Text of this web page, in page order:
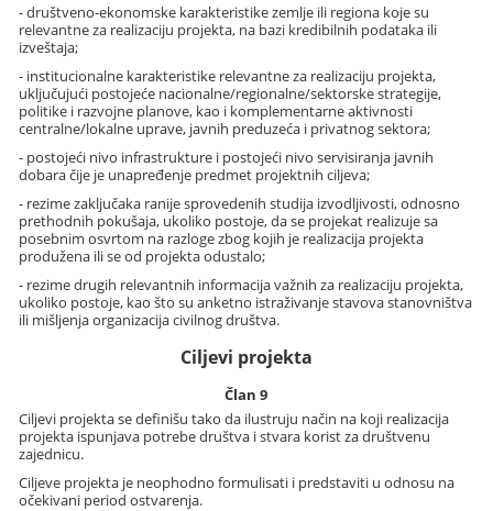
- društveno-ekonomske karakteristike zemlje ili regiona koje su
relevantne za realizaciju projekta, na bazi kredibilnih podataka ili
izveštaja;
- institucionalne karakteristike relevantne za realizaciju projekta,
uključujući postojeće nacionalne/regionalne/sektorske strategije,
politike i razvojne planove, kao i komplementarne aktivnosti
centralne/lokalne uprave, javnih preduzeća i privatnog sektora;
- postojeći nivo infrastrukture i postojeći nivo servisiranja javnih
dobara čije je unapređenje predmet projektnih ciljeva;
- rezime zaključaka ranije sprovedenih studija izvodljivosti, odnosno
prethodnih pokušaja, ukoliko postoje, da se projekat realizuje sa
posebnim osvrtom na razloge zbog kojih je realizacija projekta
produžena ili se od projekta odustalo;
- rezime drugih relevantnih informacija važnih za realizaciju projekta,
ukoliko postoje, kao što su anketno istraživanje stavova stanovništva
ili mišljenja organizacija civilnog društva.
Ciljevi projekta
Član 9
Ciljevi projekta se definišu tako da ilustruju način na koji realizacija
projekta ispunjava potrebe društva i stvara korist za društvenu
zajednicu.
Ciljeve projekta je neophodno formulisati i predstaviti u odnosu na
očekivani period ostvarenja.